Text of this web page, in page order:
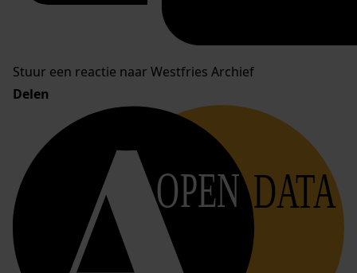
Stuur een reactie naar Westfries Archief
Delen
OPEN DATA